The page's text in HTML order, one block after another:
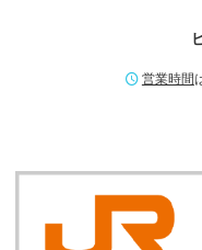
営業時間